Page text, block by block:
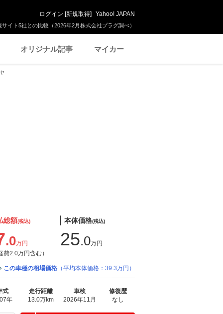
イト5社との比較（2026年2月株式会社プラグ調べ）
ログイン [新規取得] Yahoo! JAPAN
オリジナル記事 マイカー
総額(税込)
.0万円
費2.0万円含む）
本体価格(税込)
25.0万円
この車種の相場価格 （平均本体価格：39.3万円）
式
年
走行距離
13.0万km
車検
2026年11月
修復歴
なし